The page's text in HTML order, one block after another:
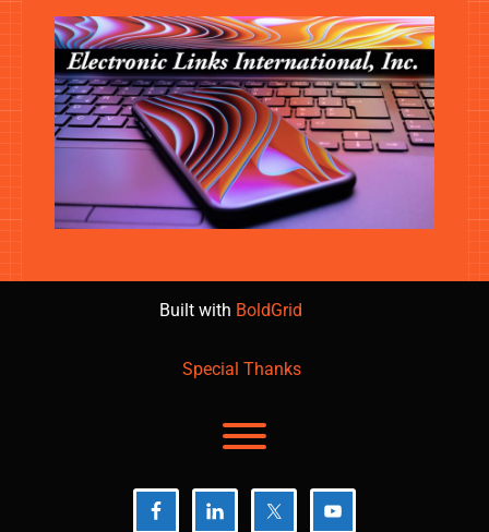
Built with BoldGrid
Special Thanks
Toggle menu visibility.